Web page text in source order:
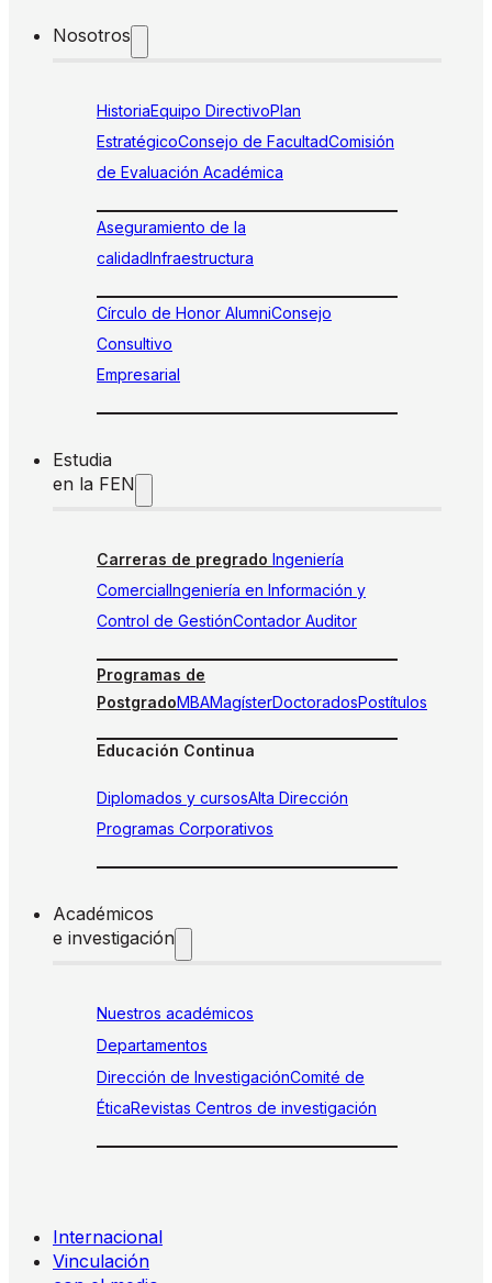
Nosotros
HistoriaEquipo DirectivoPlan
EstratégicoConsejo de FacultadComisión
de Evaluación Académica
Aseguramiento de la
calidadInfraestructura
Círculo de Honor AlumniConsejo
Consultivo
Empresarial
Estudia
en la FEN
Carreras de pregrado Ingeniería
ComercialIngeniería en Información y
Control de GestiónContador Auditor
Programas de
PostgradoMBAMagísterDoctoradosPostítulos
Educación Continua
Diplomados y cursosAlta Dirección
Programas Corporativos
Académicos
e investigación
Nuestros académicos
Departamentos
Dirección de InvestigaciónComité de
ÉticaRevistas Centros de investigación
Internacional
Vinculación